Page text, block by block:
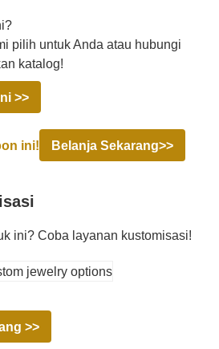
pilih untuk Anda atau hubungi
katalog!
>>
ini! Belanja Sekarang>>
ini? Coba layanan kustomisasi!
>>